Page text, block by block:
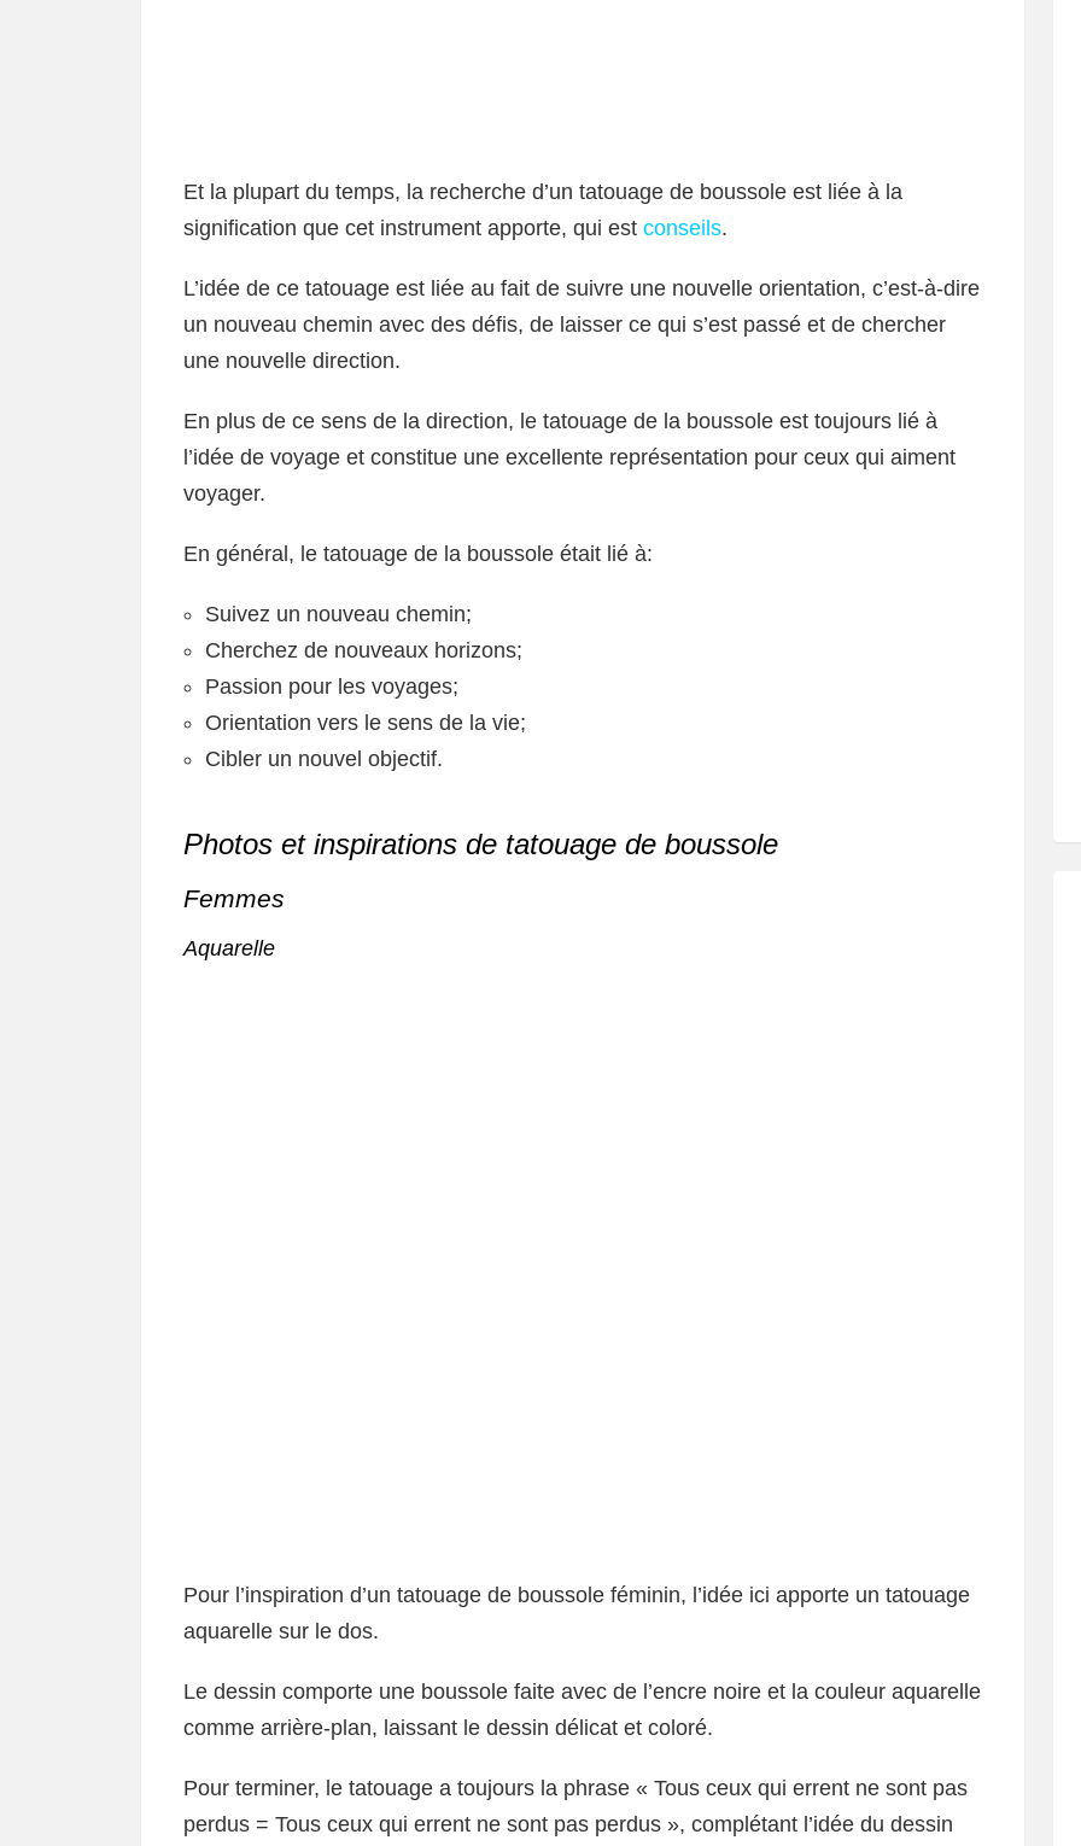
Et la plupart du temps, la recherche d’un tatouage de boussole est liée à la
signification que cet instrument apporte, qui est conseils.
L’idée de ce tatouage est liée au fait de suivre une nouvelle orientation, c’est-à-dire
un nouveau chemin avec des défis, de laisser ce qui s’est passé et de chercher
une nouvelle direction.
En plus de ce sens de la direction, le tatouage de la boussole est toujours lié à
l’idée de voyage et constitue une excellente représentation pour ceux qui aiment
voyager.
En général, le tatouage de la boussole était lié à:
Suivez un nouveau chemin;
Cherchez de nouveaux horizons;
Passion pour les voyages;
Orientation vers le sens de la vie;
Cibler un nouvel objectif.
Photos et inspirations de tatouage de boussole
Femmes
Aquarelle
Pour l’inspiration d’un tatouage de boussole féminin, l’idée ici apporte un tatouage
aquarelle sur le dos.
Le dessin comporte une boussole faite avec de l’encre noire et la couleur aquarelle
comme arrière-plan, laissant le dessin délicat et coloré.
Pour terminer, le tatouage a toujours la phrase « Tous ceux qui errent ne sont pas
perdus = Tous ceux qui errent ne sont pas perdus », complétant l’idée du dessin